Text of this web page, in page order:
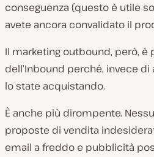
conseguenza (questo è utile
avete ancora convalidato il
Il marketing outbound, però, è
dell’Inbound perché, invece di
lo state acquistando.
È anche più dirompente.
proposte di vendita
email a freddo e pubblicità